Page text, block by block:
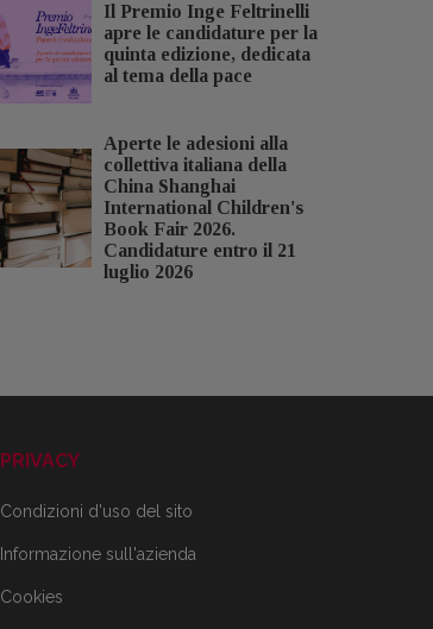
Il Premio Inge Feltrinelli
apre le candidature per la
quinta edizione, dedicata
al tema della pace
Aperte le adesioni alla
collettiva italiana della
China Shanghai
International Children's
Book Fair 2026.
Candidature entro il 21
luglio 2026
PRIVACY
Condizioni d'uso del sito
Informazione sull'azienda
Cookies